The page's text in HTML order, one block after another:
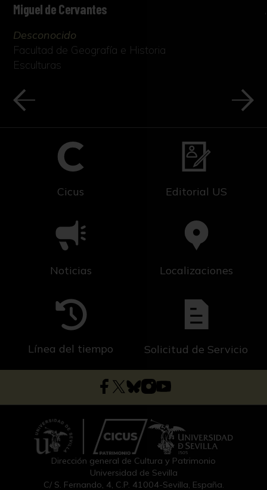
Miguel de Cervantes
Desconocido
Facultad de Geografía e Historia
Esculturas
Cicus Editorial US
Noticias Localizaciones
Línea del tiempo Solicitud de Servicio
Dirección general de Cultura y Patrimonio
Universidad de Sevilla
C/ S. Fernando, 4, C.P. 41004-Sevilla, España.